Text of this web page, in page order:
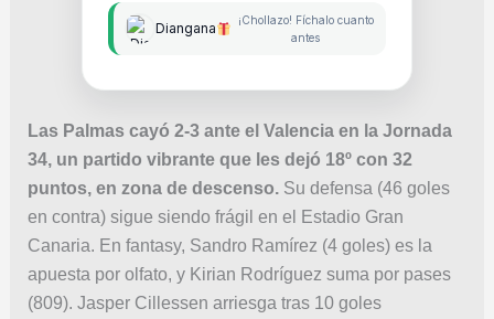
Diangana
¡Chollazo! Fíchalo cuanto
antes
Las Palmas cayó 2-3 ante el Valencia en la Jornada
34, un partido vibrante que les dejó 18º con 32
puntos, en zona de descenso.Su defensa (46 goles
en contra) sigue siendo frágil en el Estadio Gran
Canaria. En fantasy, Sandro Ramírez (4 goles) es la
apuesta por olfato, y Kirian Rodríguez suma por pases
(809). Jasper Cillessen arriesga tras 10 goles